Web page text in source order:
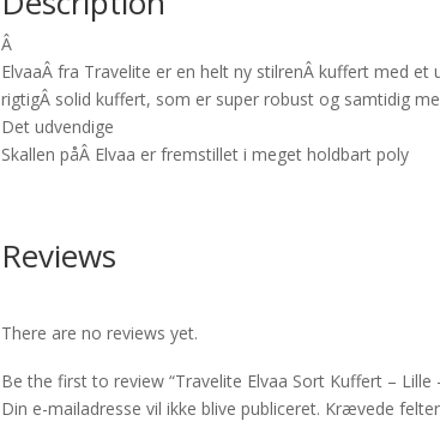
Â
ElvaaÂ fra Travelite er en helt ny stilrenÂ kuffert med
rigtigÂ solid kuffert, som er super robust og samtidig
Det udvendige
Skallen påÂ Elvaa er fremstillet i meget holdbart poly
Reviews
There are no reviews yet.
Be the first to review “Travelite Elvaa Sort Kuffert – Lille
Din e-mailadresse vil ikke blive publiceret. Krævede